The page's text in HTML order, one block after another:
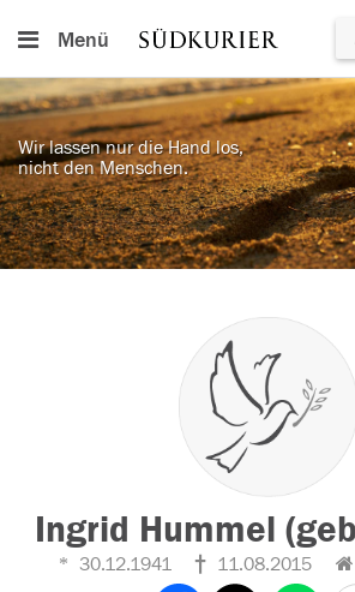
Menü
Wir lassen nur die Hand los,
nicht den Menschen.
Ingrid Hummel
30.12.1941 11.08.2015